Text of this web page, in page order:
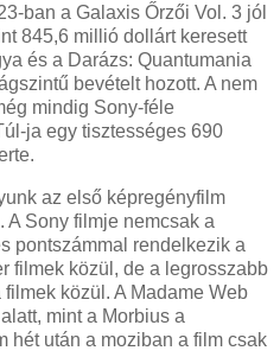
ban a Galaxis Őrzői Vol. 3 jól
845,6 millió dollárt keresett
és a Darázs: Quantumania
bevételt hozott. A nem
mindig Sony-féle
ja egy tisztességes 690
az első képregényfilm
A Sony filmje nemcsak a
pontszámmal rendelkezik a
filmek közül, de a legrosszabb
közül. A Madame Web
mint a Morbius a
hét után a moziban a film csak